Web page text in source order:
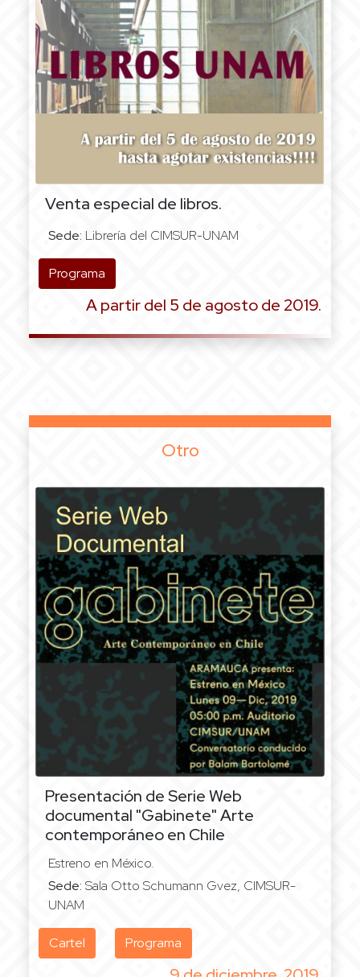
Venta especial de libros.
Sede: Librería del CIMSUR-UNAM
Programa
A partir del 5 de agosto de 2019.
Otro
Presentación de Serie Web
documental "Gabinete"Arte
contemporáneo en Chile
Estreno en México.
Sede: Sala Otto Schumann Gvez, CIMSUR-
UNAM
Cartel Programa